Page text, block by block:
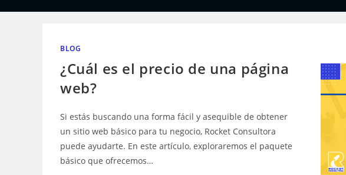
BLOG
¿Cuál es el precio de una página
web?
Si estás buscando una forma fácil y asequible de obtener
un sitio web básico para tu negocio, Rocket Consultora
puede ayudarte. En este artículo, exploraremos el paquete
básico que ofrecemos…